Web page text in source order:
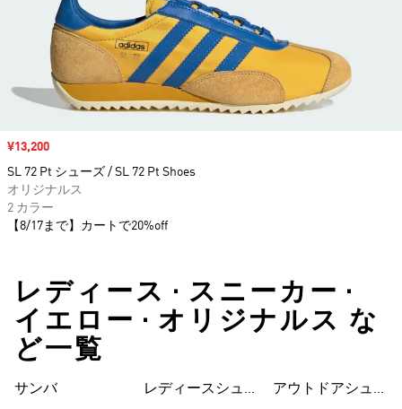
セール価格
¥13,200
SL 72 Pt シューズ / SL 72 Pt Shoes
オリジナルス
2 カラー
【8/17まで】カートで20%off
レディース • スニーカー •
イエロー • オリジナルス な
ど一覧
サンバ
レディースシュー
シューズ
アウトドアシュー